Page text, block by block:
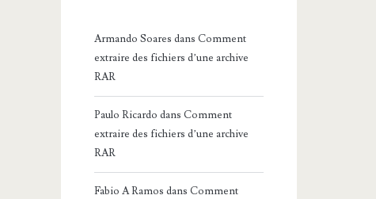
Armando Soares dansComment
extraire des fichiers d’une archive
RAR
Paulo Ricardo dansComment
extraire des fichiers d’une archive
RAR
Fabio A Ramos dansComment